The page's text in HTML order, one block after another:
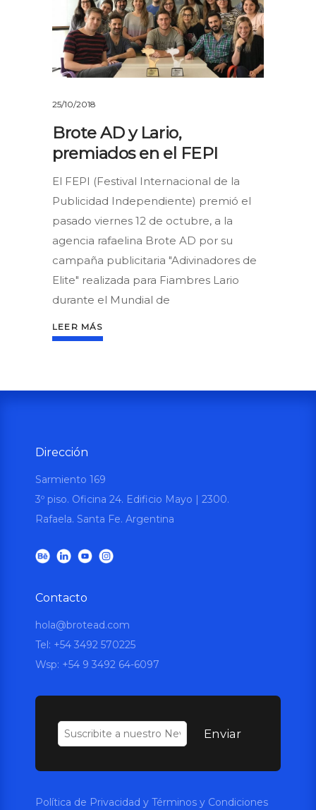
25/10/2018
Brote AD y Lario,
premiados en el FEPI
El FEPI (Festival Internacional de la
Publicidad Independiente) premió el
pasado viernes 12 de octubre, a la
agencia rafaelina Brote AD por su
campaña publicitaria "Adivinadores de
Elite" realizada para Fiambres Lario
durante el Mundial de
LEER MÁS
Dirección
Sarmiento 169
3º piso. Oficina 24. Edificio Mayo | 2300.
Rafaela. Santa Fe. Argentina
Contacto
hola@brotead.com
Tel: +54 3492 570225
Wsp: +54 9 3492 64-6097
Enviar
Política de Privacidad y Términos y Condiciones